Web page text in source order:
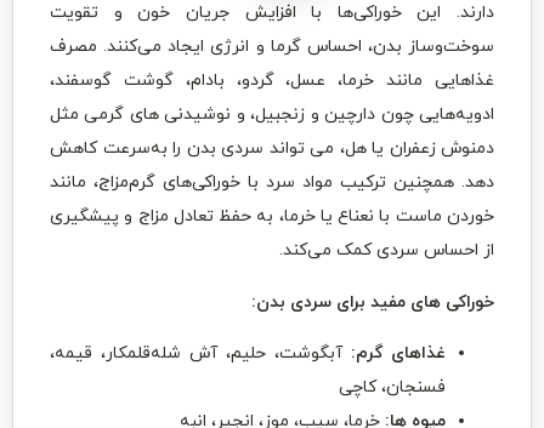
دارند. این خوراکی‌ها با افزایش جریان خون و تقویت
سوخت‌وساز بدن، احساس گرما و انرژی ایجاد می‌کنند. مصرف
غذاهایی مانند خرما، عسل، گردو، بادام، گوشت گوسفند،
ادویه‌هایی چون دارچین و زنجبیل، و نوشیدنی های گرمی مثل
دمنوش زعفران یا هل، می تواند سردی بدن را به‌سرعت کاهش
دهد. همچنین ترکیب مواد سرد با خوراکی‌های گرم‌مزاج، مانند
خوردن ماست با نعناع یا خرما، به حفظ تعادل مزاج و پیشگیری
از احساس سردی کمک می‌کند.
خوراکی های مفید برای سردی بدن:
غذاهای گرم: آبگوشت، حلیم، آش شله‌قلمکار، قیمه،
فسنجان، کاچی
میوه ها: خرما، سیب، موز، انجیر، انبه